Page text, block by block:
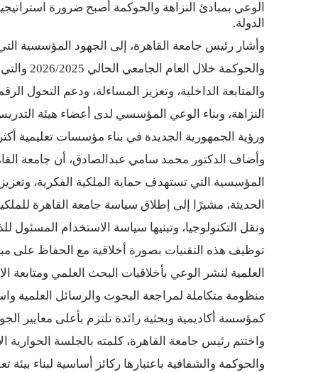
الوعي بمبادئ النزاهة والحوكمة أصبح ضرورة
الدولة.
وأشار رئيس جامعة القاهرة، إلى الجهود المؤسسية التي
والحوكمة خلال العام الجامعي الحالي 2026/2025 والتي ارتكزت على تأكيد الالتزام بتطبيق القانون، وتفعيل الرقابة
والمتابعة الداخلية، وتعزيز المساءلة، ودعم التحول
النزاهة، وبناء الوعي المؤسسي لدى أعضاء هيئة
ورؤية الجمهورية الجديدة في بناء مؤسسات تعليمية
وأضاف الدكتور محمد سامي عبدالصادق، أن جامعة
المؤسسية التي تستهدف حماية الملكية الفكرية،
الحديثة، مشيرًا إلى إطلاق سياسة جامعة القاهرة
ونقل التكنولوجيا، وتبنيها سياسة الاستخدام
توظيف هذه التقنيات بصورة أخلاقية مع الحفاظ على
العلمية لنشر الوعي بأخلاقيات البحث العلمي ومتابعة
منظومة متكاملة لمراجعة البحوث والرسائل العلمية
كمؤسسة أكاديمية وبحثية رائدة تلتزم بأعلى معايير
واختتم رئيس جامعة القاهرة، كلمته بالجلسة الحوارية
والحوكمة والشفافية باعتبارها ركائز أساسية لبناء